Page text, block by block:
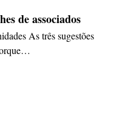
de associados
As três sugestões